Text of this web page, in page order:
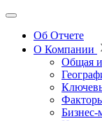
Об Отчете
О Компании
Общая
Бизнес-